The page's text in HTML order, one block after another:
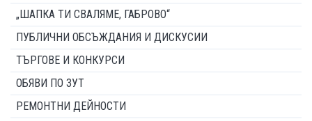
„ШАПКА ТИ СВАЛЯМЕ, ГАБРОВО“
ПУБЛИЧНИ ОБСЪЖДАНИЯ И ДИСКУСИИ
ТЪРГОВЕ И КОНКУРСИ
ОБЯВИ ПО ЗУТ
РЕМОНТНИ ДЕЙНОСТИ